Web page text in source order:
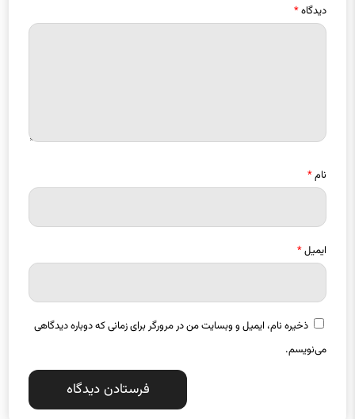
دیدگاه*
نام*
ایمیل*
ذخیره نام، ایمیل و وبسایت من در مرورگر برای زمانی که دوباره دیدگاهی
می‌نویسم.